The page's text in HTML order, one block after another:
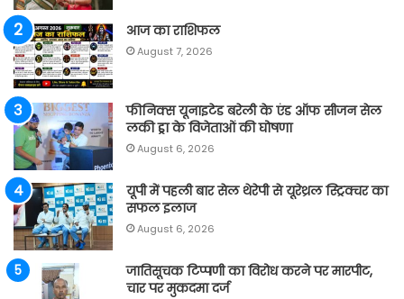
आज का राशिफल
August 7, 2026
फीनिक्स यूनाइटेड बरेली के एंड ऑफ सीजन सेल
लकी ड्रा के विजेताओं की घोषणा
August 6, 2026
यूपी में पहली बार सेल थेरेपी से यूरेथ्रल स्ट्रिक्चर का
सफल इलाज
August 6, 2026
जातिसूचक टिप्पणी का विरोध करने पर मारपीट,
चार पर मुकदमा दर्ज